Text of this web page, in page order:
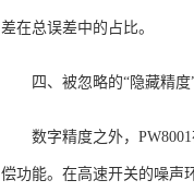
差在总误差中的占比。
四、被忽略的“隐藏精
数字精度之外，
偿功能。在高速开关的噪声